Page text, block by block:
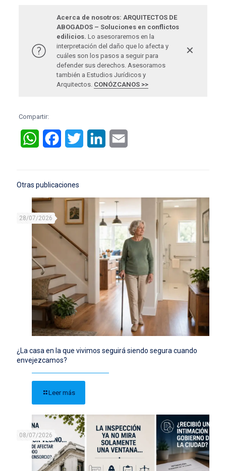
Acerca de nosotros: ARQUITECTOS DE
ABOGADOS – Soluciones en conflictos
edilicios. Lo asesoraremos en la
interpretación del daño que lo afecta y
cuáles son los pasos a seguir para
defender sus derechos. Asesoramos
también a Estudios Jurídicos y
Arquitectos. CONÓZCANOS >>
✕
Compartir:
WhatsAppFacebookTwitter LinkedIn
Otras publicaciones
28/07/2026
¿La casa en la que vivimos seguirá siendo segura cuando
envejezcamos?
Leer más
08/07/2026